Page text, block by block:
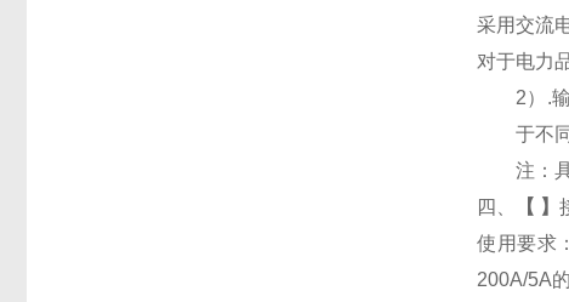
采用交流
对于电力
2） .
于不
注：
四、
【 】
使用要求
200A/5A